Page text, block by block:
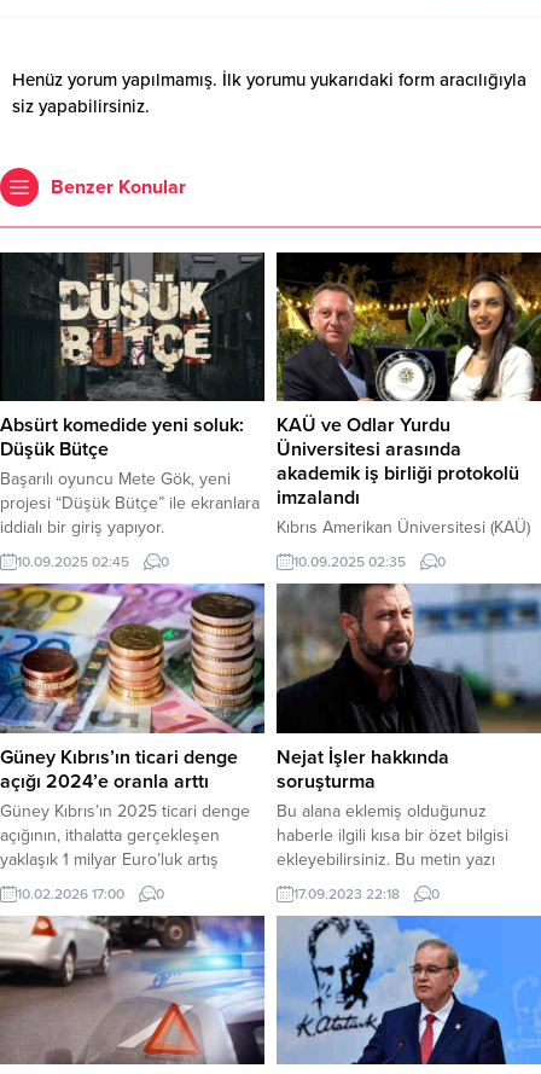
Henüz yorum yapılmamış. İlk yorumu yukarıdaki form aracılığıyla
siz yapabilirsiniz.
Benzer Konular
Absürt komedide yeni soluk:
Düşük Bütçe
Başarılı oyuncu Mete Gök, yeni
projesi “Düşük Bütçe” ile ekranlara
iddialı bir giriş yapıyor.
10.09.2025 02:45 0
KAÜ ve Odlar Yurdu
Üniversitesi arasında
akademik iş birliği protokolü
imzalandı
Kıbrıs Amerikan Üniversitesi (KAÜ)
ile Azerbaycan’ın köklü
yükseköğretim kurumlarından biri
olan, 1995 yılında kurulan ve
30’dan fazla lisans ve lisansüstü
programı ile binlerce öğrenciye
eğitim veren Odlar Yurdu
Üniversitesi arasında akademik ve
kültürel iş birliğini geliştirmek
amacıyla protokol imzalandı.
10.09.2025 02:35 0
Güney Kıbrıs’ın ticari denge
açığı 2024’e oranla arttı
Güney Kıbrıs’ın 2025 ticari denge
açığının, ithalatta gerçekleşen
yaklaşık 1 milyar Euro’luk artış
sonrası 2024 yılına oranla 606
milyon Euro artarak, 8 milyar Euro
seviyesine ulaştığı kaydedildi.
Politis gazetesinin, Güney Kıbrıs
İstatistik Dairesi açıklamasına
dayandırdığı haberinde, Ocak-Aralık
2025 dönemindeki ticari denge
açığının 8 milyar 001 milyon Euro,
10.02.2026 17:00 0
Nejat İşler hakkında
soruşturma
Bu alana eklemiş olduğunuz
haberle ilgili kısa bir özet bilgisi
ekleyebilirsiniz. Bu metin yazı
düzenleme sayfasında “Özet”
bölümünden eklenebilir. Özet
eklenmişse başlık altında kalın
olarak bu şekilde gösterilir,
eklenmemişse bu alan boş kalır.
17.09.2023 22:18 0